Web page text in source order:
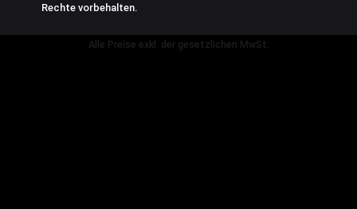
Rechte vorbehalten.
Alle Preise exkl. der gesetzlichen MwSt.